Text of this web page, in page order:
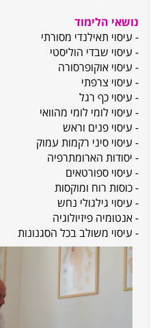
נושאי הלימוד
- עיסוי תאילנדי מסורתי
- עיסוי שבדי הוליסטי
- עיסוי אוקופרסורה
- עיסוי צרפתי
- עיסוי כף רגל
- עיסוי לומי לומי מהוואי
- עיסוי פנים וראש
- עיסוי סיני רקמות עמוק
- יסודות הארומתרפיה
- עיסוי ספורטאים
- כוסות רוח ומוקסות
- עיסוי גילגולי נחש
- אנטומיה פיזיולוגיה
- עיסוי משולב בכל הסגנונות